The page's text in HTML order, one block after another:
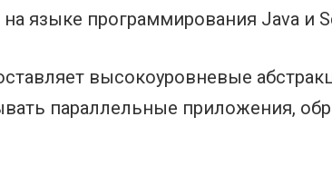
языке программирования Java и
высокоуровневые
параллельные приложения,